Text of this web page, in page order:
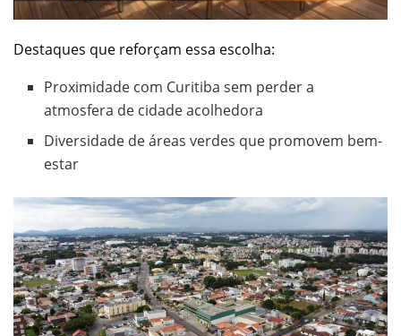
Destaques que reforçam essa escolha:
Proximidade com Curitiba sem perder a
atmosfera de cidade acolhedora
Diversidade de áreas verdes que promovem bem-
estar